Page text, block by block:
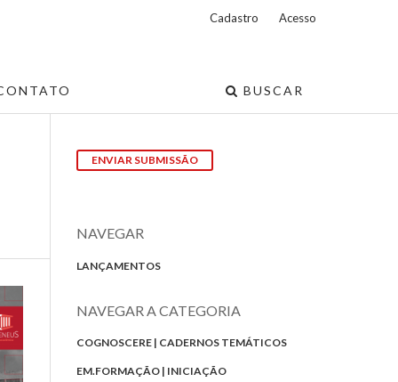
BUSCAR
Cadastro Acesso
ENVIAR SUBMISSÃO
NAVEGAR
LANÇAMENTOS
NAVEGAR A CATEGORIA
COGNOSCERE | CADERNOS TEMÁTICOS
EM.FORMAÇÃO | INICIAÇÃO